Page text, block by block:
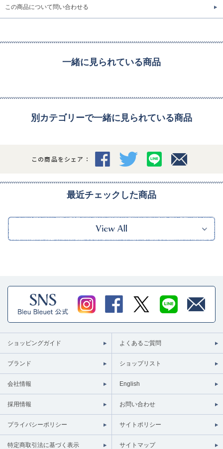
この商品について問い合わせる
一緒に見られている商品
別カテゴリーで一緒に見られている商品
この商品をシェア：
最近チェックした商品
ショッピングガイド よくあるご質問
ブランド ショップリスト
会社情報 English
採用情報 お問い合わせ
プライバシーポリシー サイトポリシー
特定商取引法に基づく表示 サイトマップ